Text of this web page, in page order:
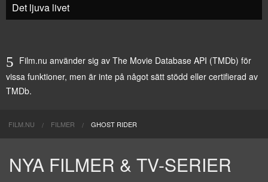
Det ljuva livet
Film.nu använder sig av The Movie Database API (TMDb) för
vissa funktioner, men är inte på något sätt stödd eller certifierad av
TMDb.
FILM.NU FILMER GHOST RIDER
NYA FILMER & TV-SERIER